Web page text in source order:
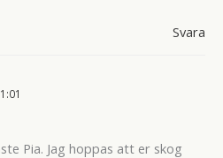
Svara
Pia. Jag hoppas att er skog